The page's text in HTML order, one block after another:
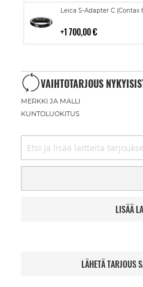
Leica S-Adapter C (Contax
1 700,00 €
Lisää
VAIHTOTARJOUS
MERKKI JA MALLI
KUNTOLUOKITUS
LISÄÄ
LÄHETÄ TARJOUS